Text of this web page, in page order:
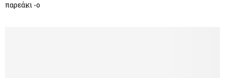
παρεάκι -ο